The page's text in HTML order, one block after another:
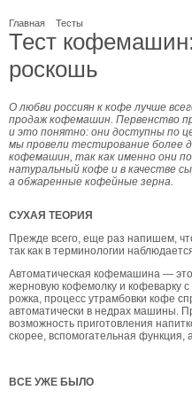
Главная Тесты
Тест
роскошь
О любви россиян к кофе лучше
продаж кофемашин. Первенство
и это понятно: они доступны по
мы провели тестирование более
кофемашин, так как именно они
натуральный кофе и в качестве
а обжаренные кофейные зерна.
СУХАЯ ТЕОРИЯ
Прежде всего, еще раз напишем,
так как в терминологии
Автоматическая кофемашина —
жерновую кофемолку и кофеварку
рожка, процесс утрамбовки кофе
автоматически в недрах машины.
возможность приготовления
скорее, вспомогательная функция,
ВСЕ УЖЕ БЫЛО